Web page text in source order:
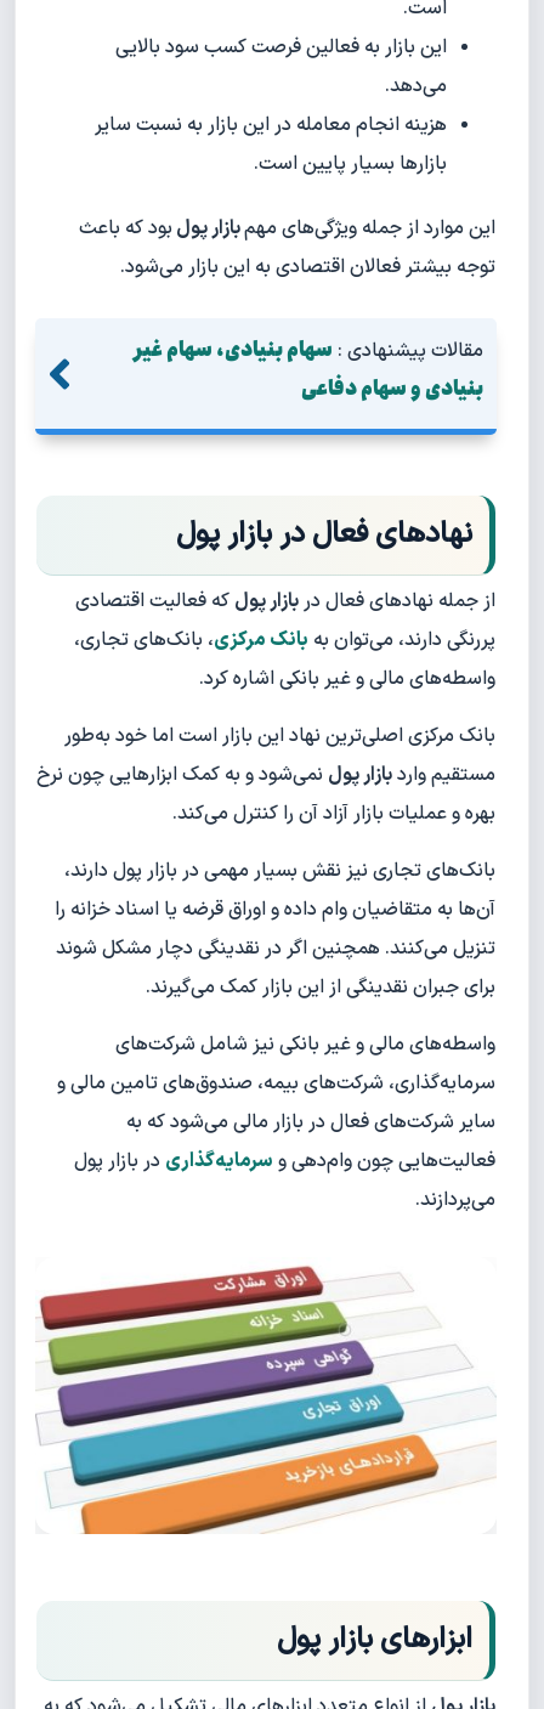
است.
این بازار به فعالین فرصت کسب سود بالایی
می‌دهد.
هزینه انجام معامله در این بازار به نسبت سایر
بازارها بسیار پایین است.
این موارد از جمله ویژگی‌های مهمبازار پول بود که باعث
توجه بیشتر فعالان اقتصادی به این بازار می‌شود.
مقالات پیشنهادی : سهام بنیادی، سهام غیر
بنیادی و سهام دفاعی
نهادهای فعال در بازار پول
از جمله نهادهای فعال دربازار پول که فعالیت اقتصادی
پررنگی دارند، می‌‌توان به بانک مرکزی، بانک‌های تجاری،
واسطه‌‌های مالی و غیر بانکی اشاره کرد.
بانک مرکزی اصلی‌ترین نهاد این بازار است اما خود به‌طور
مستقیم واردبازار پول نمی‌شود و به کمک ابزارهایی چون نرخ
بهره و عملیات بازار آزاد آن را کنترل می‌کند.
بانک‌های تجاری نیز نقش بسیار مهمی در بازار پول دارند،
آن‌ها به متقاضیان وام داده و اوراق قرضه یا اسناد خزانه را
تنزیل می‌کنند. همچنین اگر در نقدینگی دچار مشکل شوند
برای جبران نقدینگی از این بازار کمک می‌گیرند.
واسطه‌های مالی و غیر بانکی نیز شامل شرکت‌های
سرمایه‌گذاری، شرکت‌های بیمه، صندوق‌های تامین مالی و
سایر شرکت‌های فعال در بازار مالی می‌شود که به
فعالیت‌هایی چون وام‌دهی و سرمایه‌گذاری در بازار پول
می‌پردازند.
ابزارهای بازار پول